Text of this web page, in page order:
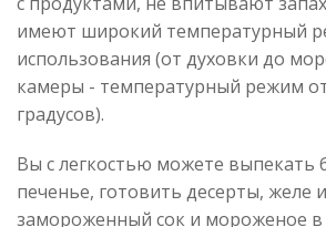
имеют широкий температурный
использования (от духовки до
камеры - температурный режим
градусов).
Вы с легкостью можете выпекать
печенье, готовить десерты, желе
замороженный сок и мороженое в